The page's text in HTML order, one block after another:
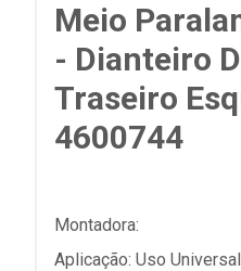
Meio
- Dianteiro
Traseiro
4600744
Montadora:
Aplicação: Uso